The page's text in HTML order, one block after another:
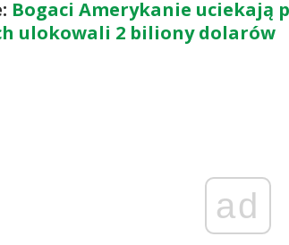
Bogaci Amerykanie uciekają
ulokowali 2 biliony dolarów
ad